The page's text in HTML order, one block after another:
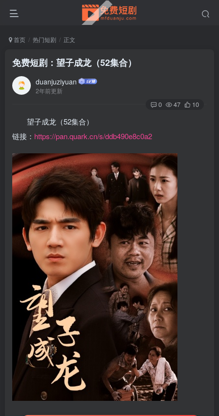
首页 热门短剧 正文
免费短剧：望子成龙（52集合）
duanjuziyuan
2年前更新
0 47 10
望子成龙（52集合）
链接： https://pan.quark.cn/s/ddb490e8c0a2